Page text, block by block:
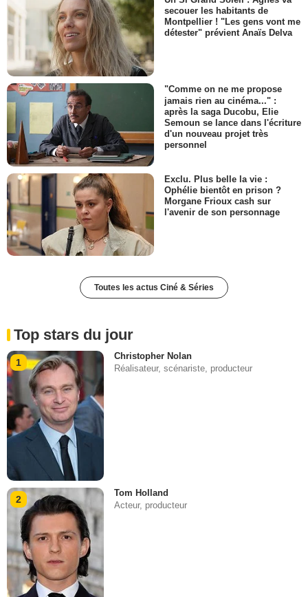
secouer les habitants de
Montpellier ! "Les gens vont me
détester" prévient Anaïs Delva
"Comme on ne me propose
jamais rien au cinéma..." :
après la saga Ducobu, Elie
Semoun se lance dans l'écriture
d'un nouveau projet très
personnel
Exclu. Plus belle la vie :
Ophélie bientôt en prison ?
Morgane Frioux cash sur
l'avenir de son personnage
Toutes les actus Ciné & Séries
Top stars du jour
1
Christopher Nolan
Réalisateur, scénariste, producteur
2
Tom Holland
Acteur, producteur